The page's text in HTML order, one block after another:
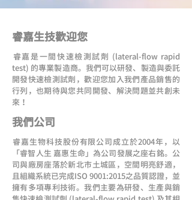
睿嘉生技歡迎您
​睿嘉是一間快速檢測試劑 (lateral-flow rapid
test) 的專業製造商。我們可以研發、製造與委託
開發快速檢測試劑，歡迎您加入我們產品銷售的
行列，也期待與您共同開發、解決問題並共創未
來！
我們公司
​睿嘉生物科技股份有限公司成立於2004年，以
「睿智人生 嘉惠生命」為公司發展之座右銘。公
司與廠房座落於新北市土城區，空間明亮舒適，
且組織系統已完成ISO 9001:2015之品質認證，並
擁有多項專利技術。我們主要為研發、生產與銷